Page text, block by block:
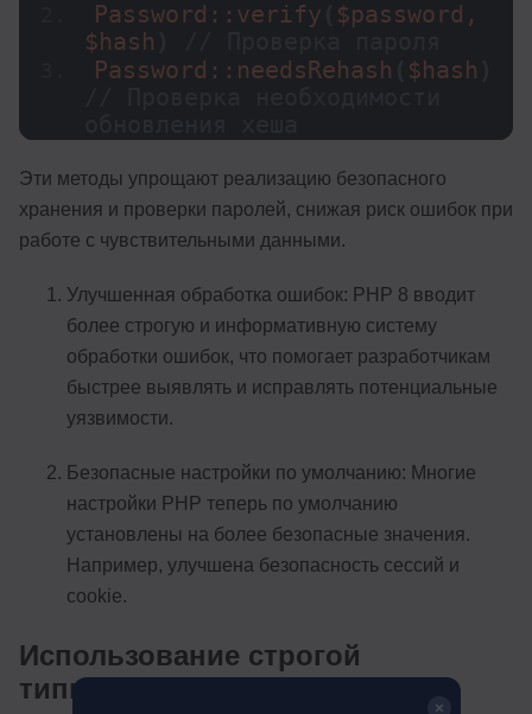
Password:: verify
$password,
$hash
Password:: needsRehash $hash
Эти методы упрощают реализацию безопасного
хранения и проверки паролей, снижая риск ошибок при
работе с чувствительными данными.
Улучшенная обработка ошибок: PHP 8 вводит
более строгую и информативную систему
обработки ошибок, что помогает разработчикам
быстрее выявлять и исправлять потенциальные
уязвимости.
Безопасные настройки по умолчанию: Многие
настройки PHP теперь по умолчанию
установлены на более безопасные значения.
Например, улучшена безопасность сессий и
cookie.
Использование строгой
типизации